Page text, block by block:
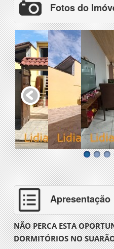
Fotos do
Apresentação
NÃO PERCA ESTA
DORMITÓRIOS NO